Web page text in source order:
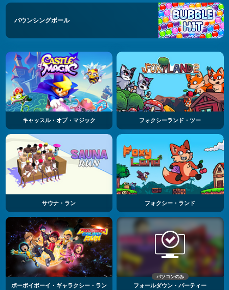
バウンシングボール
キャッスル・オブ・マジック フォクシーランド・ツー
サウナ・ラン フォクシー・ランド
ボーボイボーイ・ギャラクシー・ラン
パソコンのみ
フォールダウン・パーティー